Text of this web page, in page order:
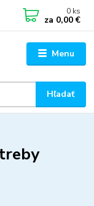
Menu
Hľadať
0 ks
za 0,00 €